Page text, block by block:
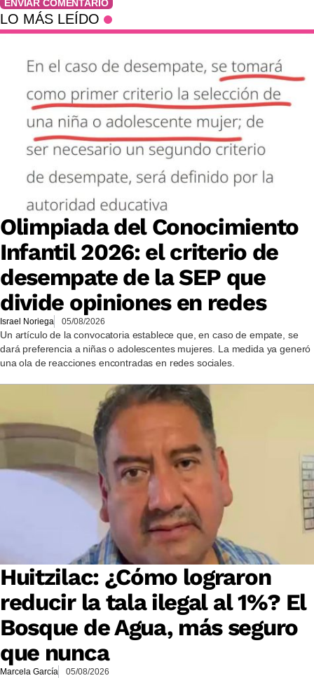
ENVIAR COMENTARIO
LO MÁS LEÍDO
Olimpiada del Conocimiento
Infantil 2026: el criterio de
desempate de la SEP que
divide opiniones en redes
Israel Noriega 05/08/2026
Un artículo de la convocatoria establece que, en caso de empate, se
dará preferencia a niñas o adolescentes mujeres. La medida ya generó
una ola de reacciones encontradas en redes sociales.
Huitzilac: ¿Cómo lograron
reducir la tala ilegal al 1%? El
Bosque de Agua, más seguro
que nunca
Marcela García 05/08/2026